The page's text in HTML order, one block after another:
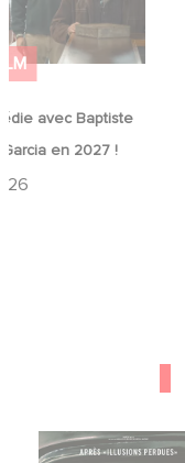
avec Baptiste
en 2027 !